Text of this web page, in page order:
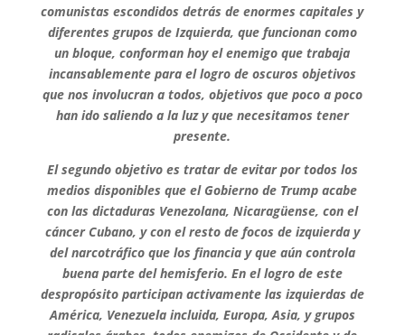
comunistas escondidos detrás de enormes capitales y
diferentes grupos de Izquierda, que funcionan como
un bloque, conforman hoy el enemigo que trabaja
incansablemente para el logro de oscuros objetivos
que nos involucran a todos, objetivos que poco a poco
han ido saliendo a la luz y que necesitamos tener
presente.
El segundo objetivo es tratar de evitar por todos los
medios disponibles que el Gobierno de Trump acabe
con las dictaduras Venezolana, Nicaragüense, con el
cáncer Cubano, y con el resto de focos de izquierda y
del narcotráfico que los financia y que aún controla
buena parte del hemisferio. En el logro de este
despropósito participan activamente las izquierdas de
América, Venezuela incluida, Europa, Asia, y grupos